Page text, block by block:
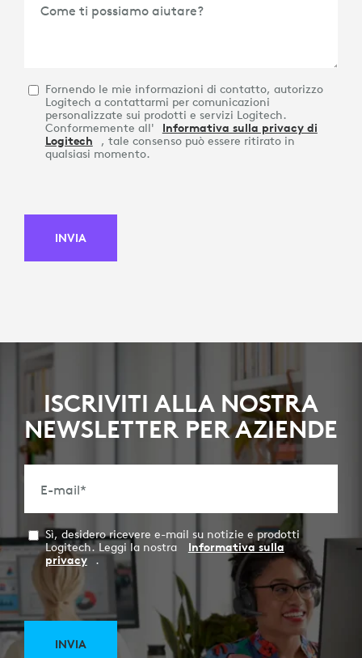
Come ti possiamo aiutare?
Fornendo le mie informazioni di contatto, autorizzo
Logitech a contattarmi per comunicazioni
personalizzate sui prodotti e servizi Logitech.
Conformemente all'
Informativa sulla privacy di
Logitech
, tale consenso può essere ritirato in
qualsiasi momento.
INVIA
ISCRIVITI ALLA NOSTRA
NEWSLETTER PER AZIENDE
E-mail*
Sì, desidero ricevere e-mail su notizie e prodotti
Logitech. Leggi la nostra
Informativa sulla
privacy
.
INVIA